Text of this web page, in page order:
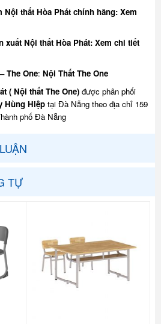
Nội thất Hòa Phát chính hãng: Xem
xuất Nội thất Hòa Phát: Xem chi tiết
The One: Nội Thất The One
( Nội thất The One)được phân phối
Hùng Hiệptại Đà Nẵng theo địa chỉ 159
phố Đà Nẵng
TỰ